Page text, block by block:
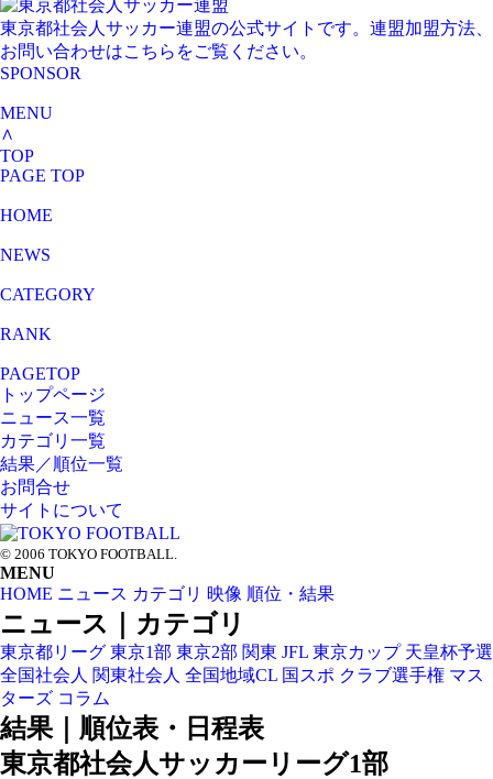
東京都社会人サッカー連盟の公式サイトです。連盟加盟方法、
お問い合わせはこちらをご覧ください。
SPONSOR
MENU
∧
TOP
PAGE TOP
HOME
NEWS
CATEGORY
RANK
PAGETOP
トップページ
ニュース一覧
カテゴリ一覧
結果／順位一覧
お問合せ
サイトについて
© 2006 TOKYO FOOTBALL.
MENU
HOME ニュース カテゴリ 映像 順位・結果
ニュース｜カテゴリ
東京都リーグ 東京1部 東京2部 関東 JFL 東京カップ 天皇杯予選
全国社会人 関東社会人 全国地域CL 国スポ クラブ選手権 マス
ターズ コラム
結果｜順位表・日程表
東京都社会人サッカーリーグ1部